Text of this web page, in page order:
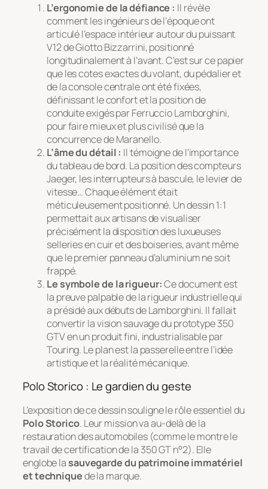
L’ergonomie de la défiance : Il révèle
comment les ingénieurs de l’époque ont
articulé l’espace intérieur autour du puissant
V12 de Giotto Bizzarrini, positionné
longitudinalement à l’avant. C’est sur ce papier
que les cotes exactes du volant, du pédalier et
de la console centrale ont été fixées,
définissant le confort et la position de
conduite exigés par Ferruccio Lamborghini,
pour faire mieux et plus civilisé que la
concurrence de Maranello.
L’âme du détail : Il témoigne de l’importance
du tableau de bord. La position des compteurs
Jaeger, les interrupteurs à bascule, le levier de
vitesse… Chaque élément était
méticuleusement positionné. Un dessin 1:1
permettait aux artisans de visualiser
précisément la disposition des luxueuses
selleries en cuir et des boiseries, avant même
que le premier panneau d’aluminium ne soit
frappé.
Le symbole de la rigueur:Ce document est
la preuve palpable de la rigueur industrielle qui
a présidé aux débuts de Lamborghini. Il fallait
convertir la vision sauvage du prototype 350
GTV en un produit fini, industrialisable par
Touring. Le plan est la passerelle entre l’idée
artistique et la réalité mécanique.
Polo Storico : Le gardien du geste
L’exposition de ce dessin souligne le rôle essentiel du
Polo Storico. Leur mission va au-delà de la
restauration des automobiles (comme le montre le
travail de certification de la 350 GT n°2). Elle
englobe la sauvegarde du patrimoine immatériel
et techniquede la marque.